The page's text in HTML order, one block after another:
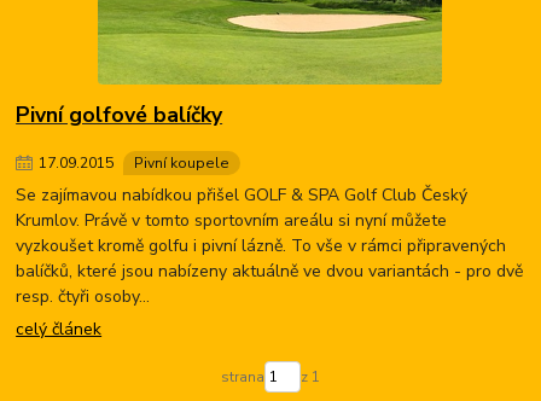
Pivní golfové balíčky
17.09.2015 Pivní koupele
Se zajímavou nabídkou přišel GOLF & SPA Golf Club Český
Krumlov. Právě v tomto sportovním areálu si nyní můžete
vyzkoušet kromě golfu i pivní lázně. To vše v rámci připravených
balíčků, které jsou nabízeny aktuálně ve dvou variantách - pro dvě
resp. čtyři osoby...
celý článek
strana z 1